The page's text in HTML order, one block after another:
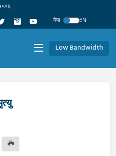
नेपा
EN
Low Bandwidth